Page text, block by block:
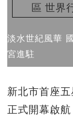
淡水世紀風華
宮進駐
新北市首座
正式開幕啟